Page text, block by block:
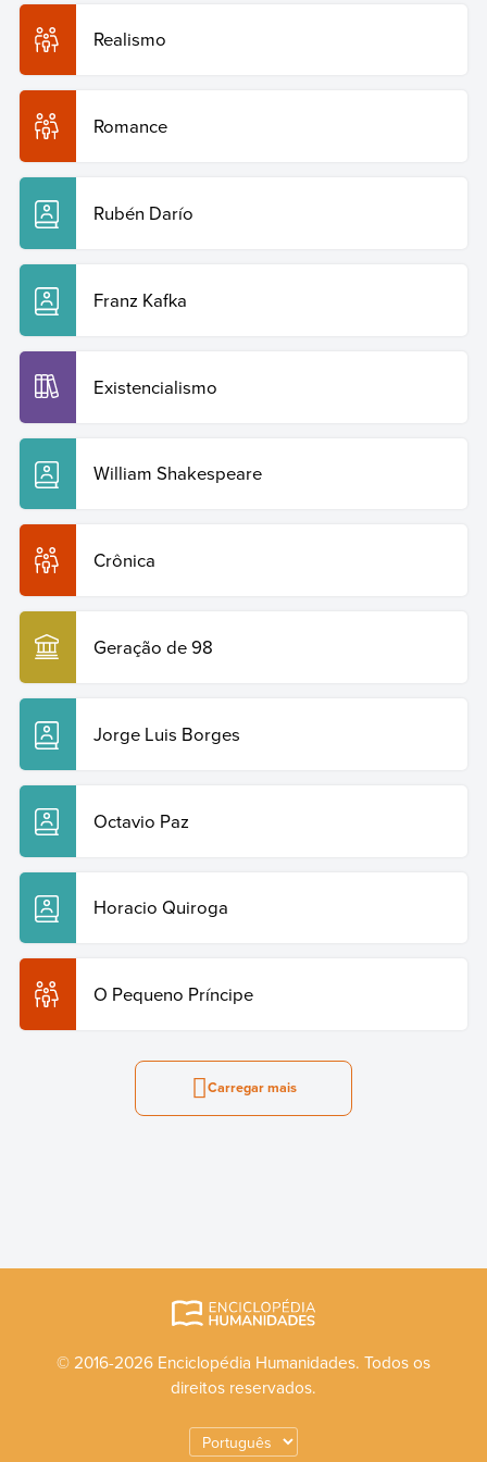
Realismo
Romance
Rubén Darío
Franz Kafka
Existencialismo
William Shakespeare
Crônica
Geração de 98
Jorge Luis Borges
Octavio Paz
Horacio Quiroga
O Pequeno Príncipe
Carregar mais
© 2016-2026 Enciclopédia Humanidades. Todos os
direitos reservados.